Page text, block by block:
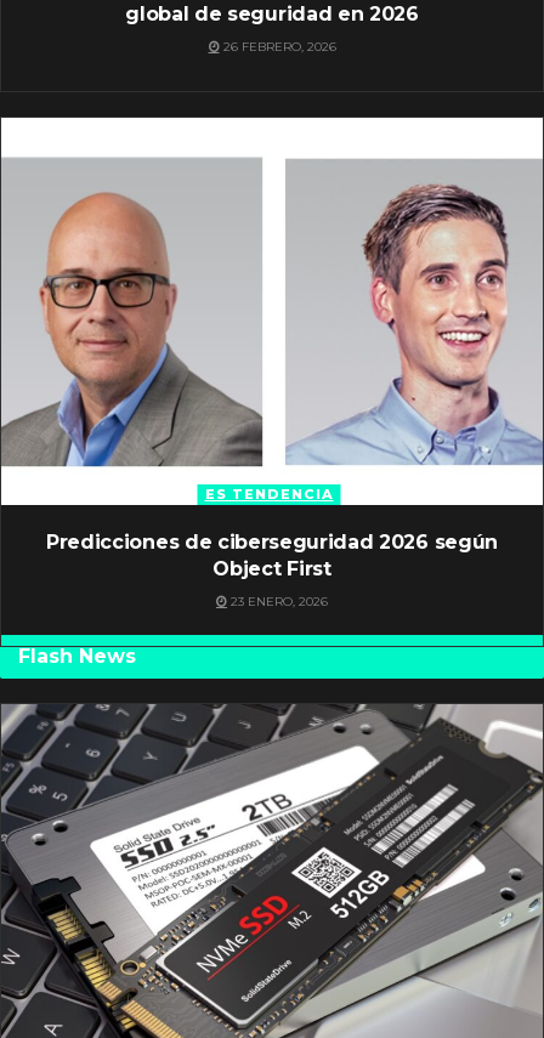
global de seguridad en 2026
26 FEBRERO, 2026
ES TENDENCIA
Predicciones de ciberseguridad 2026 según
Object First
23 ENERO, 2026
Flash News